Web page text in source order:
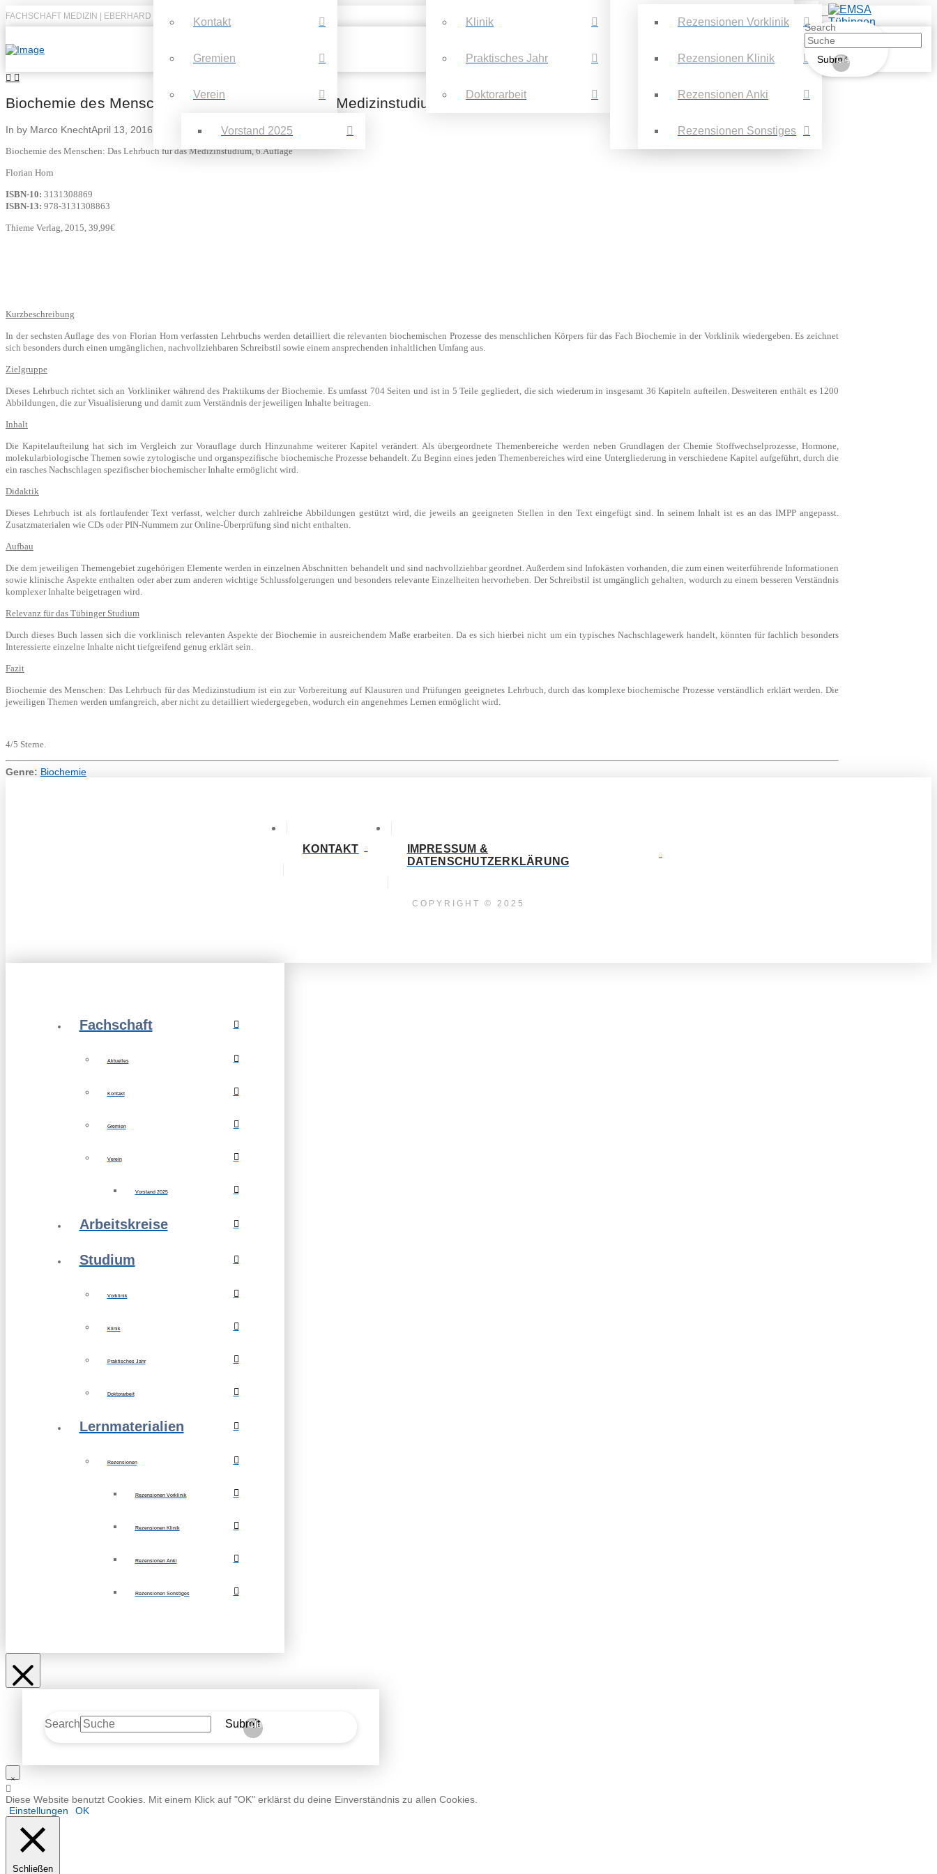
FACHSCHAFT MEDIZIN | EBERHARD KARLS UNIVERSITÄT TÜBINGEN
Kontakt
Gremien
Verein
Vorstand 2025
Klinik
Praktisches Jahr
Doktorarbeit
Rezensionen Vorklinik
Rezensionen Klinik
Rezensionen Anki
Rezensionen Sonstiges
Search
Submit
Clear
Biochemie des Menschen: Das Lehrbuch für das Medizinstudium, 6.Auflage
In by Marco KnechtApril 13, 2016
Biochemie des Menschen: Das Lehrbuch für das Medizinstudium, 6.Auflage
Florian Horn
ISBN-10: 3131308869
ISBN-13: 978-3131308863
Thieme Verlag, 2015, 39,99€
Kurzbeschreibung
In der sechsten Auflage des von Florian Horn verfassten Lehrbuchs werden detailliert die relevanten biochemischen Prozesse des menschlichen Körpers für das Fach Biochemie in der Vorklinik wiedergeben. Es zeichnet
sich besonders durch einen umgänglichen, nachvollziehbaren Schreibstil sowie einem ansprechenden inhaltlichen Umfang aus.
Zielgruppe
Dieses Lehrbuch richtet sich an Vorkliniker während des Praktikums der Biochemie. Es umfasst 704 Seiten und ist in 5 Teile gegliedert, die sich wiederum in insgesamt 36 Kapiteln aufteilen. Desweiteren enthält es 1200
Abbildungen, die zur Visualisierung und damit zum Verständnis der jeweiligen Inhalte beitragen.
Inhalt
Die Kapitelaufteilung hat sich im Vergleich zur Vorauflage durch Hinzunahme weiterer Kapitel verändert. Als übergeordnete Themenbereiche werden neben Grundlagen der Chemie Stoffwechselprozesse, Hormone,
molekularbiologische Themen sowie zytologische und organspezifische biochemische Prozesse behandelt. Zu Beginn eines jeden Themenbereiches wird eine Untergliederung in verschiedene Kapitel aufgeführt, durch die
ein rasches Nachschlagen spezifischer biochemischer Inhalte ermöglicht wird.
Didaktik
Dieses Lehrbuch ist als fortlaufender Text verfasst, welcher durch zahlreiche Abbildungen gestützt wird, die jeweils an geeigneten Stellen in den Text eingefügt sind. In seinem Inhalt ist es an das IMPP angepasst.
Zusatzmaterialen wie CDs oder PIN-Nummern zur Online-Überprüfung sind nicht enthalten.
Aufbau
Die dem jeweiligen Themengebiet zugehörigen Elemente werden in einzelnen Abschnitten behandelt und sind nachvollziehbar geordnet. Außerdem sind Infokästen vorhanden, die zum einen weiterführende Informationen
sowie klinische Aspekte enthalten oder aber zum anderen wichtige Schlussfolgerungen und besonders relevante Einzelheiten hervorheben. Der Schreibstil ist umgänglich gehalten, wodurch zu einem besseren Verständnis
komplexer Inhalte beigetragen wird.
Relevanz für das Tübinger Studium
Durch dieses Buch lassen sich die vorklinisch relevanten Aspekte der Biochemie in ausreichendem Maße erarbeiten. Da es sich hierbei nicht um ein typisches Nachschlagewerk handelt, könnten für fachlich besonders
Interessierte einzelne Inhalte nicht tiefgreifend genug erklärt sein.
Fazit
Biochemie des Menschen: Das Lehrbuch für das Medizinstudium ist ein zur Vorbereitung auf Klausuren und Prüfungen geeignetes Lehrbuch, durch das komplexe biochemische Prozesse verständlich erklärt werden. Die
jeweiligen Themen werden umfangreich, aber nicht zu detailliert wiedergegeben, wodurch ein angenehmes Lernen ermöglicht wird.
4/5 Sterne.
Genre: Biochemie
KONTAKT
IMPRESSUM &
DATENSCHUTZERKLÄRUNG
COPYRIGHT © 2025
Fachschaft
Aktuelles
Kontakt
Gremien
Verein
Vorstand 2025
Arbeitskreise
Studium
Vorklinik
Klinik
Praktisches Jahr
Doktorarbeit
Lernmaterialien
Rezensionen
Rezensionen Vorklinik
Rezensionen Klinik
Rezensionen Anki
Rezensionen Sonstiges
Search Submit
Clear
Diese Website benutzt Cookies. Mit einem Klick auf "OK" erklärst du deine Einverständnis zu allen Cookies.
Einstellungen
OK
Schließen